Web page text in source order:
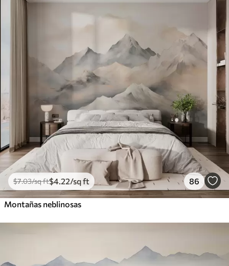
$7.03/sq ft$4 .22/sq ft 86
Montañas neblinosas